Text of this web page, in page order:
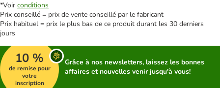
*Voir conditions
Prix conseillé = prix de vente conseillé par le fabricant
Prix habituel = prix le plus bas de ce produit durant les 30 derniers
jours
10 %
de remise pour
votre
inscription
Grâce à nos newsletters, laissez les bonnes
affaires et nouvelles venir jusqu'à vous!